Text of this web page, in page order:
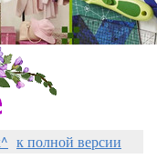
к полной версии